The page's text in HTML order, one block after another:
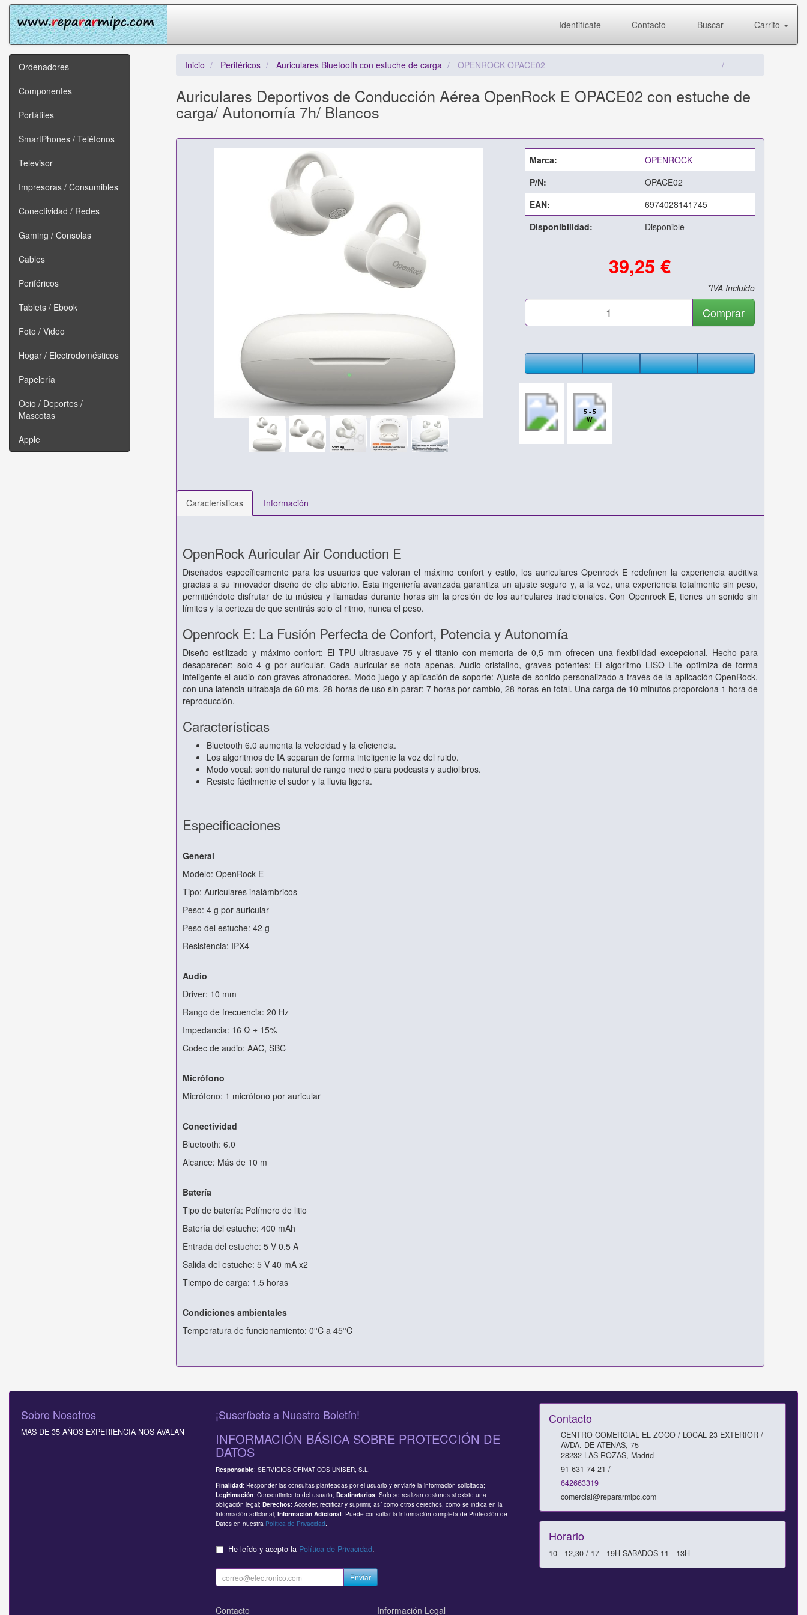
Identifícate Contacto Buscar Carrito
Ordenadores
Componentes
Portátiles
SmartPhones / Teléfonos
Televisor
Impresoras / Consumibles
Conectividad / Redes
Gaming / Consolas
Cables
Periféricos
Tablets / Ebook
Foto / Video
Hogar / Electrodomésticos
Papelería
Ocio / Deportes /
Mascotas
Apple
Inicio Periféricos Auriculares Bluetooth con estuche de carga OPENROCK OPACE02
Auriculares Deportivos de Conducción Aérea OpenRock E OPACE02 con estuche de
carga/ Autonomía 7h/ Blancos
Marca:
OPENROCK
P/N:
OPACE02
EAN:
6974028141745
Disponibilidad:
Disponible
39,25 €
*IVA Incluido
Comprar
5 - 5
W
Características Información
OpenRock Auricular Air Conduction E
Diseñados específicamente para los usuarios que valoran el máximo confort y estilo, los auriculares Openrock E redefinen la experiencia auditiva
gracias a su innovador diseño de clip abierto. Esta ingeniería avanzada garantiza un ajuste seguro y, a la vez, una experiencia totalmente sin peso,
permitiéndote disfrutar de tu música y llamadas durante horas sin la presión de los auriculares tradicionales. Con Openrock E, tienes un sonido sin
límites y la certeza de que sentirás solo el ritmo, nunca el peso.
Openrock E: La Fusión Perfecta de Confort, Potencia y Autonomía
Diseño estilizado y máximo confort: El TPU ultrasuave 75 y el titanio con memoria de 0,5 mm ofrecen una flexibilidad excepcional. Hecho para
desaparecer: solo 4 g por auricular. Cada auricular se nota apenas. Audio cristalino, graves potentes: El algoritmo LISO Lite optimiza de forma
inteligente el audio con graves atronadores. Modo juego y aplicación de soporte: Ajuste de sonido personalizado a través de la aplicación OpenRock,
con una latencia ultrabaja de 60 ms. 28 horas de uso sin parar: 7 horas por cambio, 28 horas en total. Una carga de 10 minutos proporciona 1 hora de
reproducción.
Características
Bluetooth 6.0 aumenta la velocidad y la eficiencia.
Los algoritmos de IA separan de forma inteligente la voz del ruido.
Modo vocal: sonido natural de rango medio para podcasts y audiolibros.
Resiste fácilmente el sudor y la lluvia ligera.
Especificaciones
General
Modelo: OpenRock E
Tipo: Auriculares inalámbricos
Peso: 4 g por auricular
Peso del estuche: 42 g
Resistencia: IPX4
Audio
Driver: 10 mm
Rango de frecuencia: 20 Hz
Impedancia: 16 Ω ± 15%
Codec de audio: AAC, SBC
Micrófono
Micrófono: 1 micrófono por auricular
Conectividad
Bluetooth: 6.0
Alcance: Más de 10 m
Batería
Tipo de batería: Polímero de litio
Batería del estuche: 400 mAh
Entrada del estuche: 5 V 0.5 A
Salida del estuche: 5 V 40 mA x2
Tiempo de carga: 1.5 horas
Condiciones ambientales
Temperatura de funcionamiento: 0°C a 45°C
Sobre Nosotros
MAS DE 35 AÑOS EXPERIENCIA NOS AVALAN
¡Suscríbete a Nuestro Boletín!
INFORMACIÓN BÁSICA SOBRE PROTECCIÓN DE
DATOS
Responsable: SERVICIOS OFIMATICOS UNISER, S.L.
Finalidad: Responder las consultas planteadas por el usuario y enviarle la información solicitada;
Legitimación: Consentimiento del usuario; Destinatarios: Solo se realizan cesiones si existe una
obligación legal; Derechos: Acceder, rectificar y suprimir, así como otros derechos, como se indica en la
información adicional; Información Adicional: Puede consultar la información completa de Protección de
Datos en nuestra Política de Privacidad.
He leído y acepto la Política de Privacidad.
Enviar
Contacto Información Legal
Contacto
CENTRO COMERCIAL EL ZOCO / LOCAL 23 EXTERIOR /
AVDA. DE ATENAS, 75
28232 LAS ROZAS, Madrid
91 631 74 21 /
642663319
comercial@repararmipc.com
Horario
10 - 12,30 / 17 - 19H SABADOS 11 - 13H